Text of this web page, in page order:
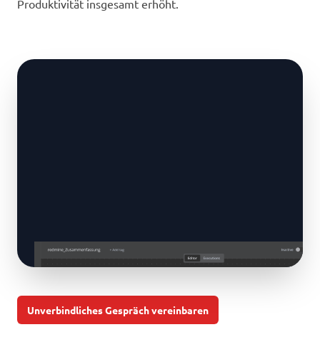
Produktivität insgesamt erhöht.
Unverbindliches Gespräch vereinbaren